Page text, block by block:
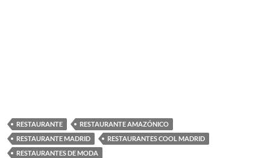
RESTAURANTE
RESTAURANTE AMAZÓNICO
RESTAURANTE MADRID
RESTAURANTES COOL MADRID
RESTAURANTES DE MODA